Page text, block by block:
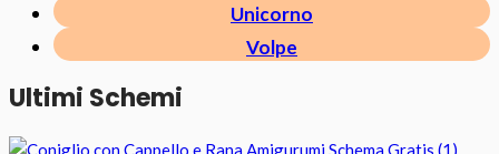
Unicorno
Volpe
Ultimi Schemi